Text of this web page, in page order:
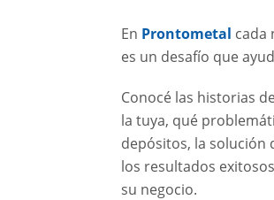
En Prontometal cada
es un desafío que
Conocé las historias
la tuya, qué
depósitos, la solución
los resultados
su negocio.